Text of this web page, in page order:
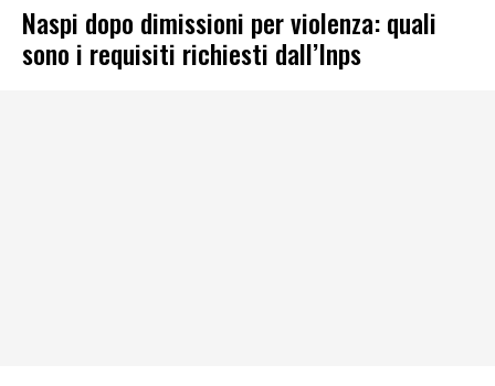
Naspi dopo dimissioni per violenza: quali
sono i requisiti richiesti dall’Inps